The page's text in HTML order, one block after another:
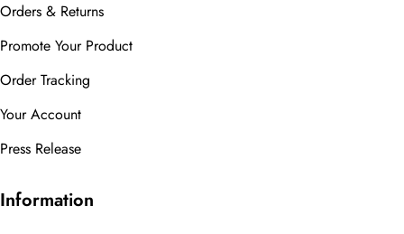
Orders & Returns
Promote Your Product
Order Tracking
Your Account
Press Release
Information